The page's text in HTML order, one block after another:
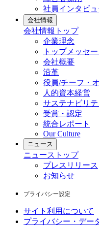
社員インタビュ
会社情報
会社情報 トップ
企業理念
トップメッセ
会社概要
沿革
役員/チーフ・
人的資本経営
サステナビリテ
受賞・認定
統合レポート
Our Culture
ニュース
ニュース トップ
プレスリリース
お知らせ
プライバシー設定
サイト利用について
プライバシー・デー